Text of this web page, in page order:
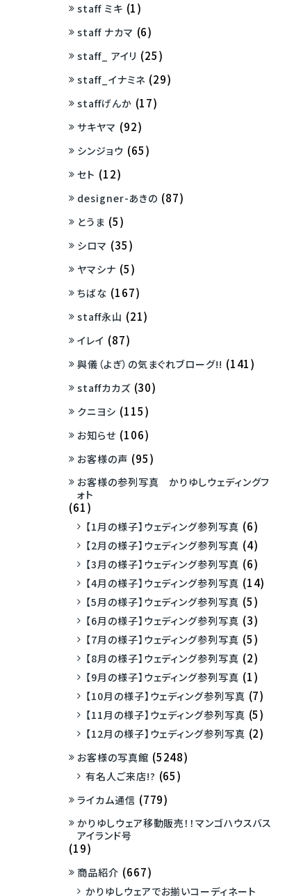
staff ミキ (1)
staff ナカマ (6)
staff_ アイリ (25)
staff_イナミネ (29)
staffげんか (17)
サキヤマ (92)
シンジョウ (65)
セト (12)
designer-あきの (87)
とうま (5)
シロマ (35)
ヤマシナ (5)
ちばな (167)
staff永山 (21)
イレイ (87)
與儀（よぎ）の気まぐれブローグ!! (141)
staffカカズ (30)
クニヨシ (115)
お知らせ (106)
お客様の声 (95)
お客様の参列写真 かりゆしウェディングフ
ォト
(61)
【1月の様子】ウェディング参列写真 (6)
【2月の様子】ウェディング参列写真 (4)
【3月の様子】ウェディング参列写真 (6)
【4月の様子】ウェディング参列写真 (14)
【5月の様子】ウェディング参列写真 (5)
【6月の様子】ウェディング参列写真 (3)
【7月の様子】ウェディング参列写真 (5)
【8月の様子】ウェディング参列写真 (2)
【9月の様子】ウェディング参列写真 (1)
【10月の様子】ウェディング参列写真 (7)
【11月の様子】ウェディング参列写真 (5)
【12月の様子】ウェディング参列写真 (2)
お客様の写真館 (5248)
有名人ご来店!? (65)
ライカム通信 (779)
かりゆしウェア移動販売！！マンゴハウスバス
アイランド号
(19)
商品紹介 (667)
かりゆしウェアでお揃いコーディネート